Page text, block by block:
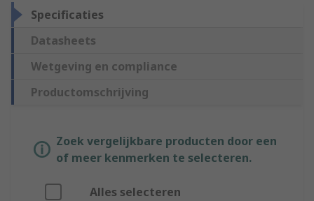
Specificaties
Datasheets
Wetgeving en compliance
Productomschrijving
Zoek vergelijkbare producten door een
of meer kenmerken te selecteren.
Alles selecteren